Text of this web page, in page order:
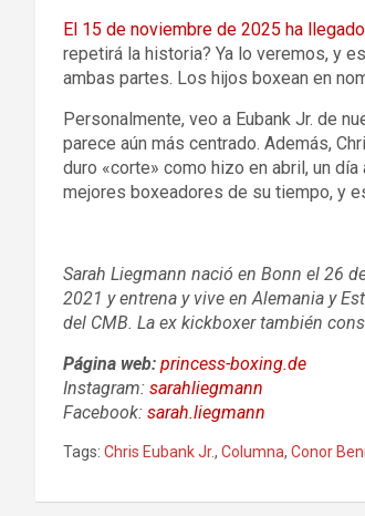
El 15 de noviembre de 2025 ha
repetirá la historia? Ya lo veremos, y
ambas partes. Los hijos boxean en
Personalmente, veo a Eubank Jr. de
parece aún más centrado. Además,
duro «corte» como hizo en abril, un
mejores boxeadores de su tiempo, y
Sarah Liegmann nació en Bonn el 26
2021 y entrena y vive en Alemania y
del CMB. La ex kickboxer también
Página web: princess-boxing.de
Instagram: sarahliegmann
Facebook: sarah.liegmann
Tags: Chris Eubank Jr., Columna, Conor